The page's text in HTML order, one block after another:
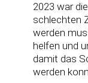
2023 war
schlechten
werden
helfen und
damit das
werden